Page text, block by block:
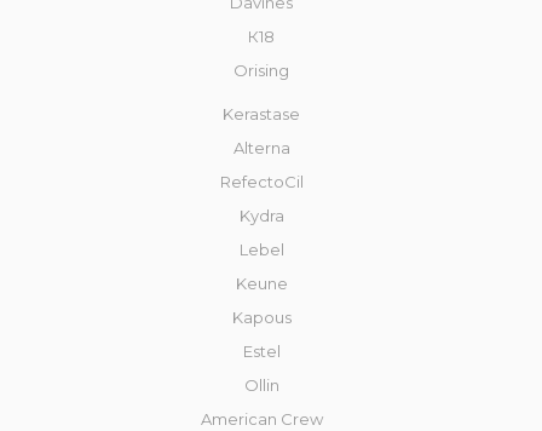
К18
Orising
Kerastase
Alterna
RefectoCil
Kydra
Lebel
Keune
Kapous
Estel
Ollin
American Crew